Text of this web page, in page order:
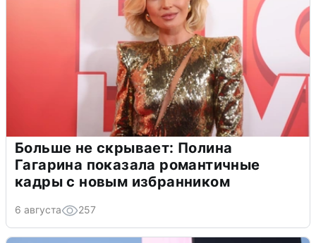
Больше не скрывает: Полина
Гагарина показала романтичные
кадры с новым избранником
6 августа 257